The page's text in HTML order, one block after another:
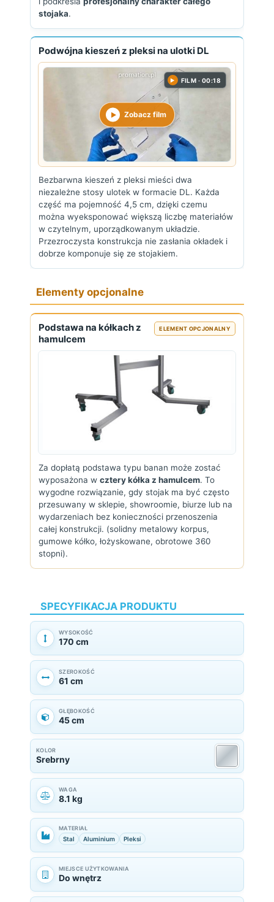
stojaka.
Podwójna kieszeń z pleksi na ulotki DL
▶ FILM · 00:18
Zobacz film
Bezbarwna kieszeń z pleksi mieści dwa
niezależne stosy ulotek w formacie DL. Każda
część ma pojemność 4,5 cm, dzięki czemu
można wyeksponować większą liczbę materiałów
w czytelnym, uporządkowanym układzie.
Przezroczysta konstrukcja nie zasłania okładek i
dobrze komponuje się ze stojakiem.
Elementy opcjonalne
Podstawa na kółkach z
hamulcem
ELEMENT OPCJONALNY
Za dopłatą podstawa typu banan może zostać
wyposażona w cztery kółka z hamulcem. To
wygodne rozwiązanie, gdy stojak ma być często
przesuwany w sklepie, showroomie, biurze lub na
wydarzeniach bez konieczności przenoszenia
całej konstrukcji. (solidny metalowy korpus,
gumowe kółko, łożyskowane, obrotowe 360
stopni).
SPECYFIKACJA PRODUKTU
WYSOKOŚĆ
170 cm
SZEROKOŚĆ
61 cm
GŁĘBOKOŚĆ
45 cm
KOLOR
Srebrny
WAGA
8.1 kg
MATERIAŁ
Stal Aluminium Pleksi
MIEJSCE UŻYTKOWANIA
Do wnętrz